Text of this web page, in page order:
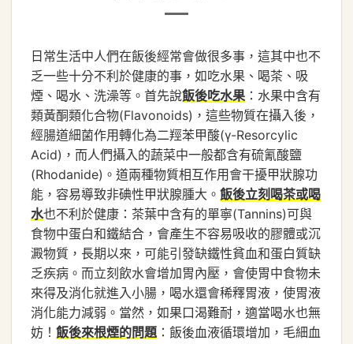
日常生活中人們在飯後經常會做很多事，這其中也不
乏一些十分不利於健康的事，如吃水果、喝茶、吸
煙、喝水、洗澡等。首先說飯後吃水果 ：水果中含有
類黃酮類化合物(Flavonoids)，這些物質在攝入後，
經腸道細菌作用轉化為二羥苯甲酸(γ-Resorcylic
Acid)，而人們攝入的蔬菜中一般都含有硫氰酸鹽
(Rhodanide)。道兩種物質相互作用會干擾甲狀腺功
能，容易導致非碘性甲狀腺腫大。 飯後立刻喝茶或喝
水也不利於健康：茶葉中含有的單寧(Tannins)可與
食物中蛋白和鐵結合，會產生不容易吸收的膠體或沉
澱物質，長期以來，可能引發缺鐵性貧血和蛋白質缺
乏疾病。而立刻飲水會增加胃內壓，會使胃中食物未
來得及消化就進入小腸，喝水還會稀釋胃液，使胃液
消化能力減弱。當然，如果口渴難耐，適當喝水也無
妨！ 飯後來根煙的問題 ：飯後血液循環增加，毛細血